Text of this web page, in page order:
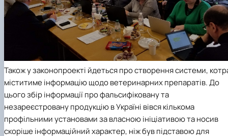
Також у законопроекті йдеться про створення системи,
міститиме інформацію щодо ветеринарних препаратів. До
цього збір інформації про фальсифіковану та
незареєстровану продукцію в Україні вівся кількома
профільними установами за власною ініціативою та носив
скоріше інформаційний характер, ніж був підставою для